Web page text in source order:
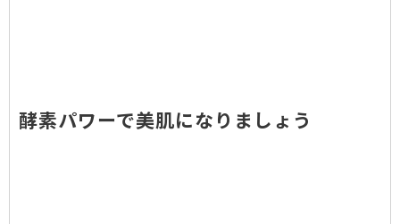
酵素パワーで美肌になりましょう